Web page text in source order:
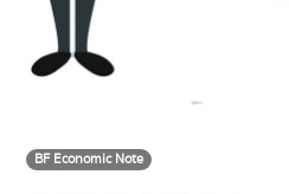
BF Economic Note